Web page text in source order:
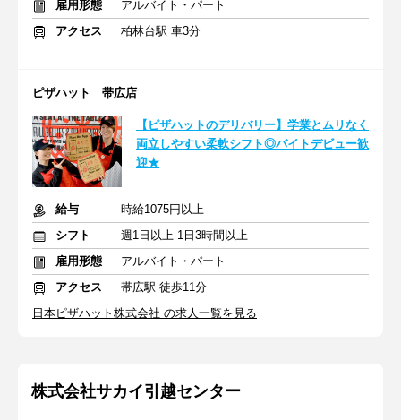
雇用形態
アルバイト・パート
アクセス
柏林台駅 車3分
ピザハット 帯広店
【ピザハットのデリバリー】学業とムリなく
両立しやすい柔軟シフト◎バイトデビュー歓
迎★
給与
時給1075円以上
シフト
週1日以上 1日3時間以上
雇用形態
アルバイト・パート
アクセス
帯広駅 徒歩11分
日本ピザハット株式会社 の求人一覧を見る
株式会社サカイ引越センター